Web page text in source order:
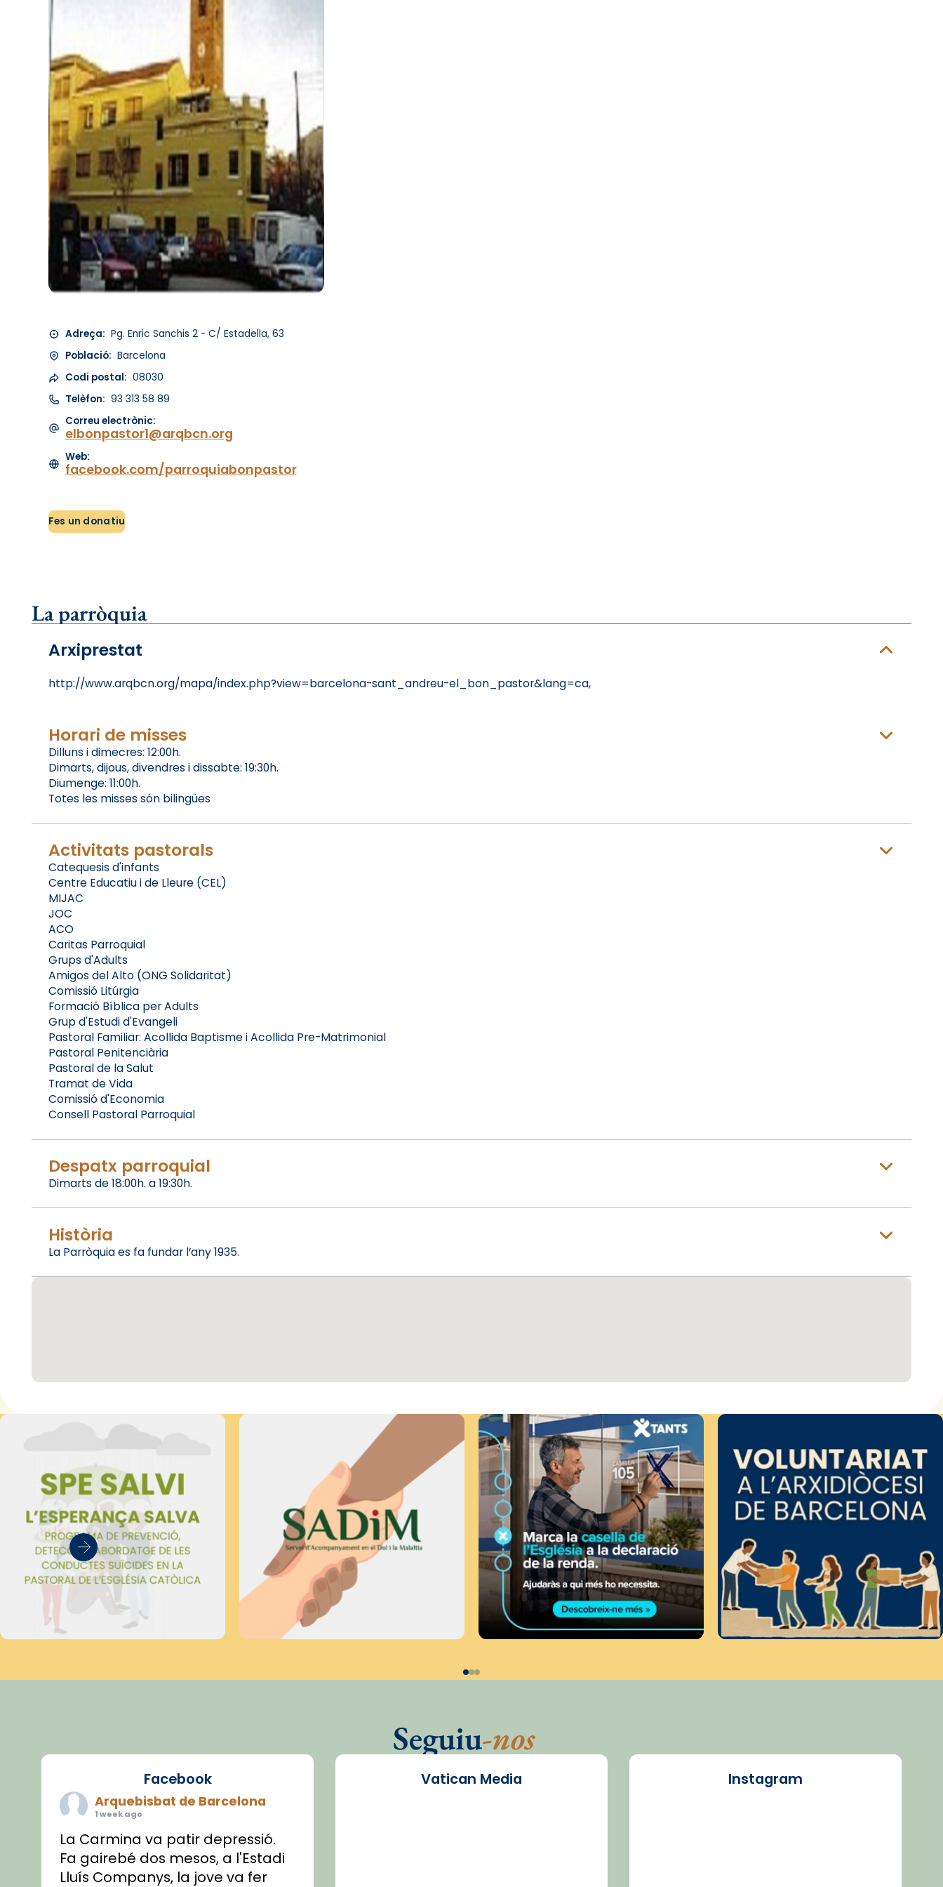
Adreça: Pg. Enric Sanchis 2 - C/ Estadella, 63
Població: Barcelona
Codi postal: 08030
Telèfon: 93 313 58 89
Correu electrònic:
elbonpastor1@arqbcn.org
Web:
facebook.com/parroquiabonpastor
Fes un donatiu
La parròquia
Arxiprestat
http://www.arqbcn.org/mapa/index.php?view=barcelona-sant_andreu-el_bon_pastor&lang=ca,
Horari de misses
Dilluns i dimecres: 12:00h.
Dimarts, dijous, divendres i dissabte: 19:30h.
Diumenge: 11:00h.
Totes les misses són bilingües
Activitats pastorals
Catequesis d'infants
Centre Educatiu i de Lleure (CEL)
MIJAC
JOC
ACO
Caritas Parroquial
Grups d'Adults
Amigos del Alto (ONG Solidaritat)
Comissió Litúrgia
Formació Bíblica per Adults
Grup d'Estudi d'Evangeli
Pastoral Familiar: Acollida Baptisme i Acollida Pre-Matrimonial
Pastoral Penitenciària
Pastoral de la Salut
Tramat de Vida
Comissió d'Economia
Consell Pastoral Parroquial
Despatx parroquial
Dimarts de 18:00h. a 19:30h.
Història
La Parròquia es fa fundar l’any 1935.
Seguiu-nos
Facebook
Arquebisbat de Barcelona
1 week ago
La Carmina va patir depressió.
Fa gairebé dos mesos, a l'Estadi
Lluís Companys, la jove va fer
Vatican Media Instagram